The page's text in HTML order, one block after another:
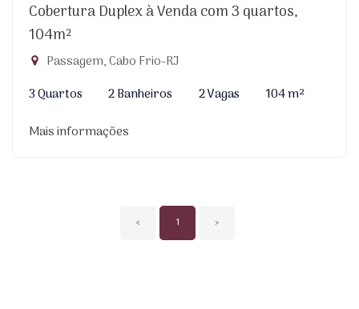
Cobertura Duplex à Venda com 3 quartos,
104m²
Passagem, Cabo Frio-RJ
3 Quartos
2 Banheiros 2 Vagas
104 m²
Mais informações
‹ 1 ›